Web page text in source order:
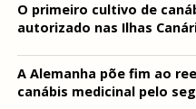
O primeiro cultivo de
autorizado nas Ilhas
A Alemanha põe fim ao
canábis medicinal pelo